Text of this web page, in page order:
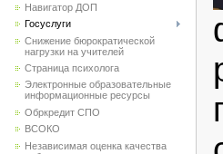
Навигатор ДОП
Госуслуги
Снижение бюрократической
нагрузки на учителей
Страница психолога
Электронные образовательные
информационные ресурсы
Обркредит СПО
ВСОКО
Независимая оценка качества